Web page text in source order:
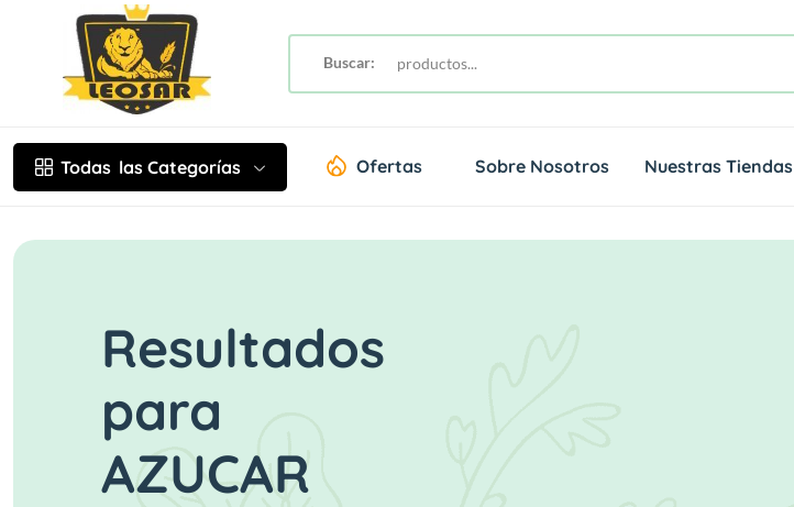
Buscar:
Todas las Categorías Ofertas Sobre Nosotros Nuestras Tiendas
Resultados
para
AZUCAR